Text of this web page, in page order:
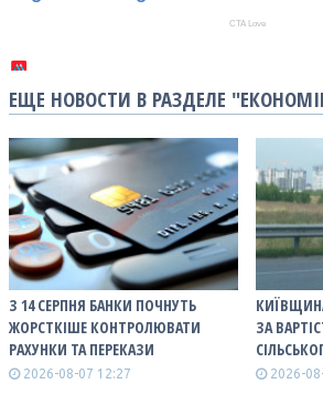
ЕЩЕ НОВОСТИ В РАЗДЕЛЕ
З 14 СЕРПНЯ БАНКИ ПОЧНУТЬ
ЖОРСТКІШЕ КОНТРОЛЮВАТИ
РАХУНКИ ТА ПЕРЕКАЗИ
2026-08-07 12:27
ЗА
2026-